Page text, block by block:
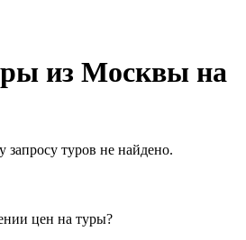
из Москвы на
туров не найдено.
цен на туры?